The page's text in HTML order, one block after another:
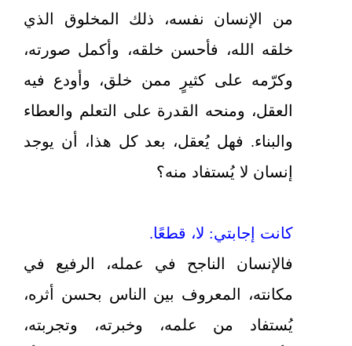
من الإنسان نفسه، ذلك المخلوق الذي
خلقه الله، فأحسن خلقه، وأكمل صورته،
وكرّمه على كثيرٍ ممن خلق، وأودع فيه
العقل، ومنحه القدرة على التعلم والعطاء
والبناء. فهل يُعقل، بعد كل هذا، أن يوجد
إنسان لا يُستفاد منه؟
كانت إجابتي: لا، قطعًا.
فالإنسان الناجح في عمله، الرفيع في
مكانته، المعروف بين الناس بحسن أثره،
يُستفاد من علمه، وخبرته، وتجربته،